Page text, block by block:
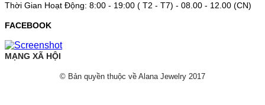
Thời Gian Hoạt Động: 8:00 - 19:00 ( T2 - T7) - 08.00 - 12.00 (CN)
FACEBOOK
MẠNG XÃ HỘI
© Bản quyền thuộc về Alana Jewelry 2017